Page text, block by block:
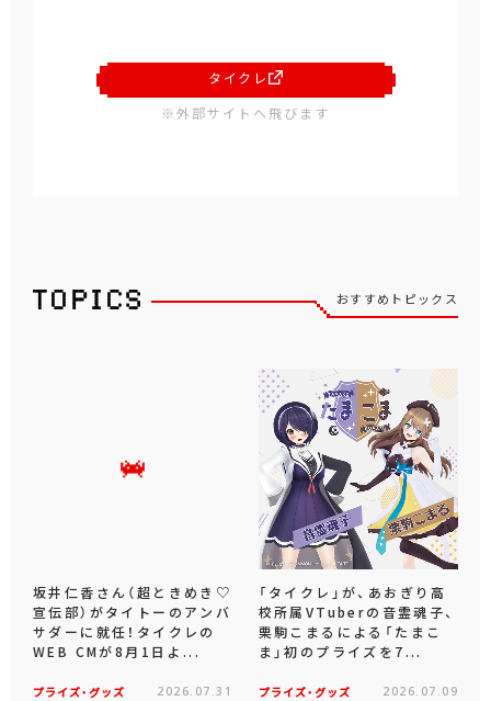
タイクレ
※外部サイトへ飛びます
おすすめトピックス
坂井仁香さん（超ときめき♡
宣伝部）がタイトーのアンバ
サダーに就任！タイクレの
WEB CMが8月1日よ...
プライズ・グッズ 2026.07.31
「タイクレ」が、あおぎり高
校所属VTuberの音霊魂子、
栗駒こまるによる「たまこ
ま」初のプライズを7...
プライズ・グッズ 2026.07.09